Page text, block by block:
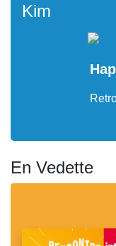
Kim
En Vedette